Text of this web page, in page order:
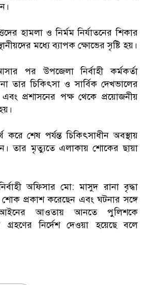
হামলা ও নির্মম নির্যাতনের শিকার
মধ্যে ব্যাপক ক্ষোভের সৃষ্টি হয়।
পর উপজেলা নির্বাহী কর্মকর্তা
তার চিকিৎসা ও সার্বিক দেখভালের
এবং প্রশাসনের পক্ষ থেকে প্রয়োজনীয়
করে শেষ পর্যন্ত চিকিৎসাধীন অবস্থায়
তার মৃত্যুতে এলাকায় শোকের ছায়া
অফিসার মো: মাসুদ রানা বৃদ্ধা
প্রকাশ করেছেন এবং ঘটনার সঙ্গে
আওতায় আনতে পুলিশকে
গ্রহণের নির্দেশ দেওয়া হয়েছে বলে